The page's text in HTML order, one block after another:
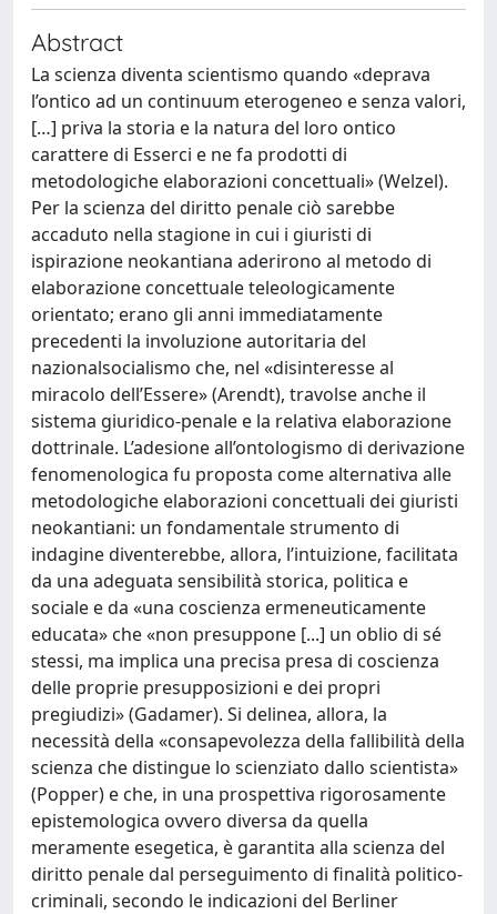
Abstract
La scienza diventa scientismo quando «deprava
l’ontico ad un continuum eterogeneo e senza valori,
[…] priva la storia e la natura del loro ontico
carattere di Esserci e ne fa prodotti di
metodologiche elaborazioni concettuali» (Welzel).
Per la scienza del diritto penale ciò sarebbe
accaduto nella stagione in cui i giuristi di
ispirazione neokantiana aderirono al metodo di
elaborazione concettuale teleologicamente
orientato; erano gli anni immediatamente
precedenti la involuzione autoritaria del
nazionalsocialismo che, nel «disinteresse al
miracolo dell’Essere» (Arendt), travolse anche il
sistema giuridico-penale e la relativa elaborazione
dottrinale. L’adesione all’ontologismo di derivazione
fenomenologica fu proposta come alternativa alle
metodologiche elaborazioni concettuali dei giuristi
neokantiani: un fondamentale strumento di
indagine diventerebbe, allora, l’intuizione, facilitata
da una adeguata sensibilità storica, politica e
sociale e da «una coscienza ermeneuticamente
educata» che «non presuppone [...] un oblio di sé
stessi, ma implica una precisa presa di coscienza
delle proprie presupposizioni e dei propri
pregiudizi» (Gadamer). Si delinea, allora, la
necessità della «consapevolezza della fallibilità della
scienza che distingue lo scienziato dallo scientista»
(Popper) e che, in una prospettiva rigorosamente
epistemologica ovvero diversa da quella
meramente esegetica, è garantita alla scienza del
diritto penale dal perseguimento di finalità politico-
criminali, secondo le indicazioni del Berliner